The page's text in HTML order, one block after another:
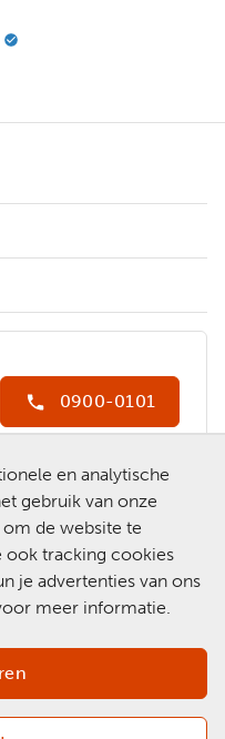
en analytische
gebruik van onze
de website te
ook tracking cookies
je advertenties van ons
meer informatie.
0900-0101
Slachtofferhulp.nl
Chat met een
medewerker